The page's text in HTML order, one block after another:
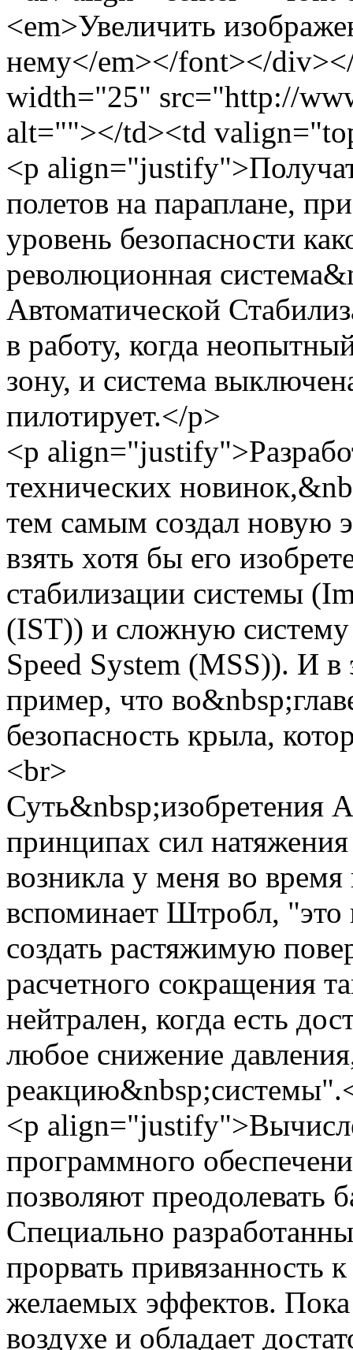
<em>Увеличить
нему</em></font></
width="25" src="http://
alt=""></td><td
<p
полетов на параплане,
уровень безопасности
революционная
Автоматической
в работу, когда
зону, и система
пилотирует.</p>
<p
технических
тем самым создал новую
взять хотя бы его
стабилизации системы
(IST)) и сложную
Speed System (MSS)). И в
пример, что
безопасность крыла,
<br>
Суть&nbsp;изобретения
принципах сил
возникла у меня во
вспоминает Штробл,
создать растяжимую
расчетного сокращения
нейтрален, когда есть
любое снижение
<p
программного
позволяют преодолевать
Специально
прорвать привязанность
желаемых эффектов.
воздухе и обладает